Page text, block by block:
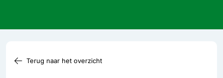
Terug naar het overzicht